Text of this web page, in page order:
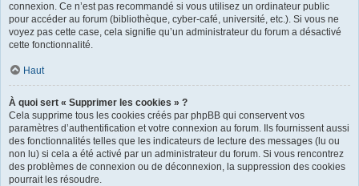
connexion. Ce n’est pas recommandé si vous utilisez un ordinateur public
pour accéder au forum (bibliothèque, cyber-café, université, etc.). Si vous ne
voyez pas cette case, cela signifie qu’un administrateur du forum a désactivé
cette fonctionnalité.
Haut
À quoi sert « Supprimer les cookies » ?
Cela supprime tous les cookies créés par phpBB qui conservent vos
paramètres d’authentification et votre connexion au forum. Ils fournissent aussi
des fonctionnalités telles que les indicateurs de lecture des messages (lu ou
non lu) si cela a été activé par un administrateur du forum. Si vous rencontrez
des problèmes de connexion ou de déconnexion, la suppression des cookies
pourrait les résoudre.